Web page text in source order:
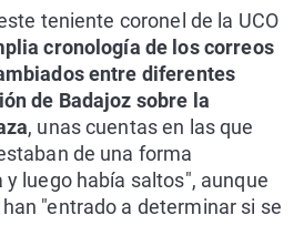
teniente coronel de la UCO
cronología de los correos
entre diferentes
de Badajoz sobre la
, unas cuentas en las que
de una forma
luego había saltos", aunque
"entrado a determinar si se